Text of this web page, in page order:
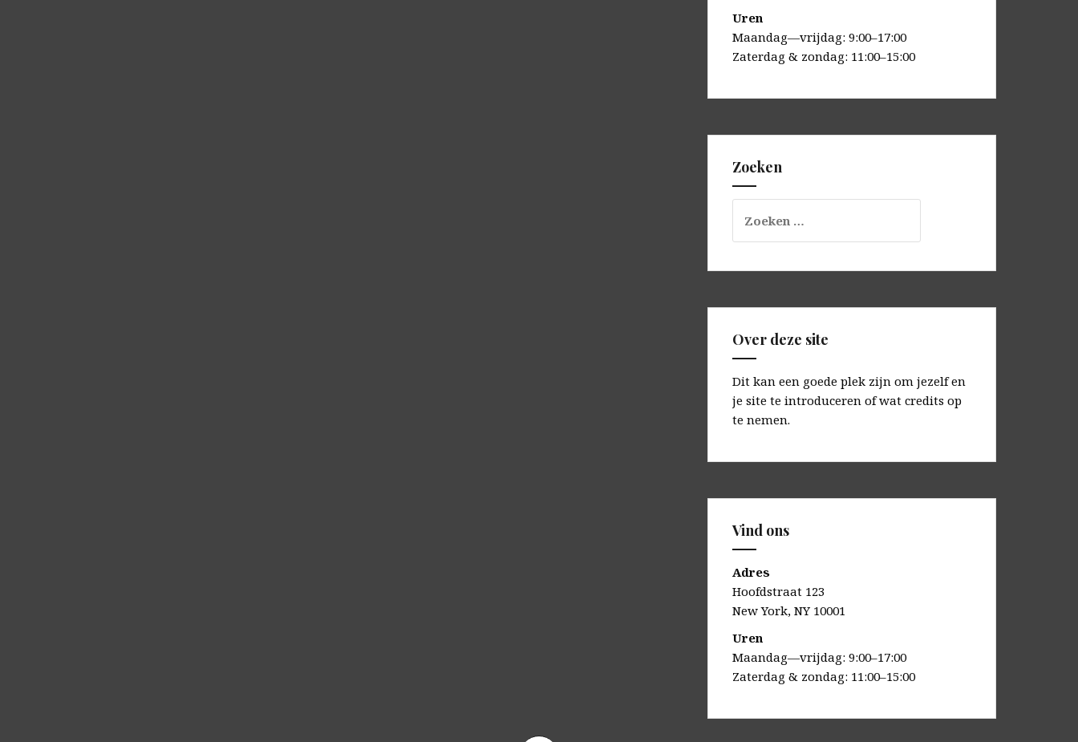
Uren
Maandag—vrijdag: 9:00–17:00
Zaterdag & zondag: 11:00–15:00
Zoeken
naar:
Over deze site
Dit kan een goede plek zijn om jezelf en
je site te introduceren of wat credits op
te nemen.
Vind ons
Adres
Hoofdstraat 123
New York, NY 10001
Uren
Maandag—vrijdag: 9:00–17:00
Zaterdag & zondag: 11:00–15:00